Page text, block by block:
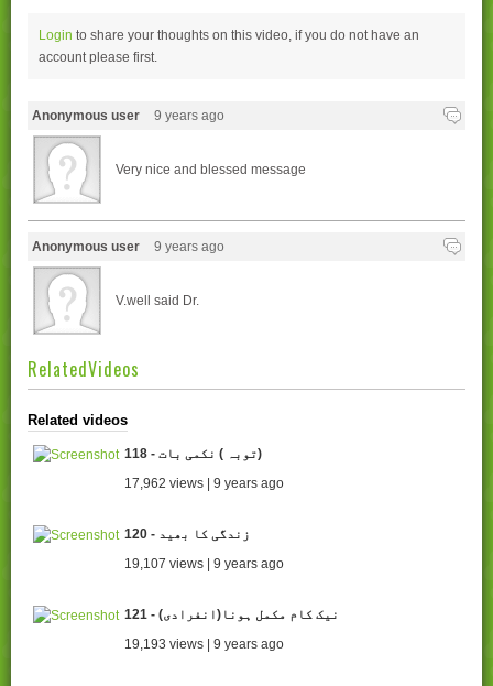
Login to share your thoughts on this video, if you do not have an
account please first.
Anonymous user 9 years ago
Very nice and blessed message
Anonymous user 9 years ago
V.well said Dr.
RelatedVideos
Related videos
118 - توبہ ) نکمی بات)
17,962 views | 9 years ago
120 - زندگی کا بھید
19,107 views | 9 years ago
121 - (انفرادی)نیک کام مکمل ہونا
19,193 views | 9 years ago